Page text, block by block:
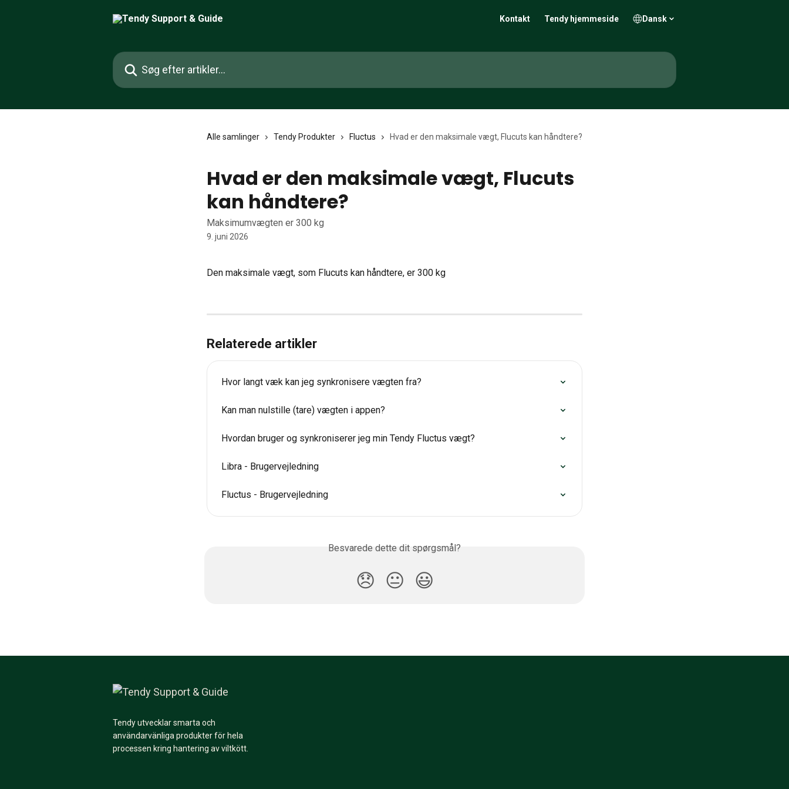
Kontakt Tendy hjemmeside Dansk
Søg efter artikler...
Alle samlinger Tendy Produkter Fluctus Hvad er den maksimale vægt, Flucuts kan håndtere?
Hvad er den maksimale vægt, Flucuts
kan håndtere?
Maksimumvægten er 300 kg
9. juni 2026
Den maksimale vægt, som Flucuts kan håndtere, er 300 kg
Relaterede artikler
Hvor langt væk kan jeg synkronisere vægten fra?
Kan man nulstille (tare) vægten i appen?
Hvordan bruger og synkroniserer jeg min Tendy Fluctus vægt?
Libra - Brugervejledning
Fluctus - Brugervejledning
Besvarede dette dit spørgsmål?
😞 😐 😃
Tendy utvecklar smarta och
användarvänliga produkter för hela
processen kring hantering av viltkött.